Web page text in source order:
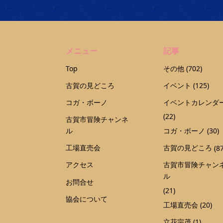
メニュー
Top
古賀の見どころ
コガ・ボーノ
古賀市冒険チャンネ
ル
工場直売会
アクセス
お問合せ
協会について
記事
その他 (702)
イベント (125)
イベントカレンダ
(22)
コガ・ボーノ (30)
古賀の見どころ
古賀市冒険チャン
ル
(21)
工場直売会 (20)